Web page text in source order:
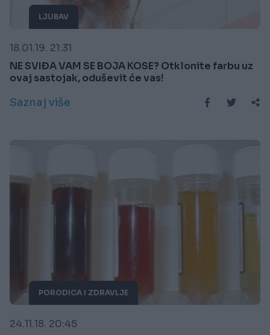
LJUBAV
18.01.19. 21:31
NE SVIĐA VAM SE BOJA KOSE? Otklonite farbu uz
ovaj sastojak, oduševit će vas!
Saznaj više
PORODICA I ZDRAVLJE
24.11.18. 20:45